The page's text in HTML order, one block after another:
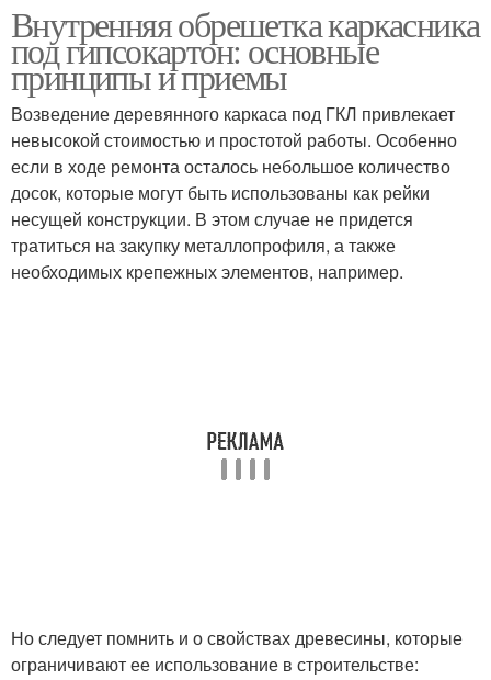
Внутренняя обрешетка каркасника
под гипсокартон: основные
принципы и приемы
Возведение деревянного каркаса под ГКЛ привлекает
невысокой стоимостью и простотой работы. Особенно
если в ходе ремонта осталось небольшое количество
досок, которые могут быть использованы как рейки
несущей конструкции. В этом случае не придется
тратиться на закупку металлопрофиля, а также
необходимых крепежных элементов, например.
Но следует помнить и о свойствах древесины, которые
ограничивают ее использование в строительстве: